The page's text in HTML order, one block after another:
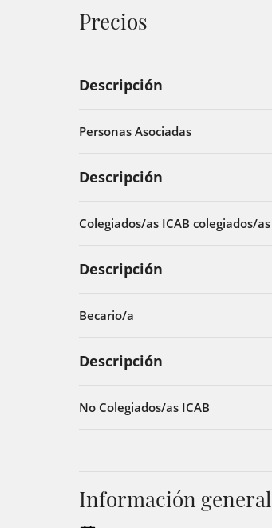
Precios
Descripción
Personas Asociadas
Descripción
Colegiados/as ICAB colegiados/as
Descripción
Becario/a
Descripción
No Colegiados/as ICAB
Información general